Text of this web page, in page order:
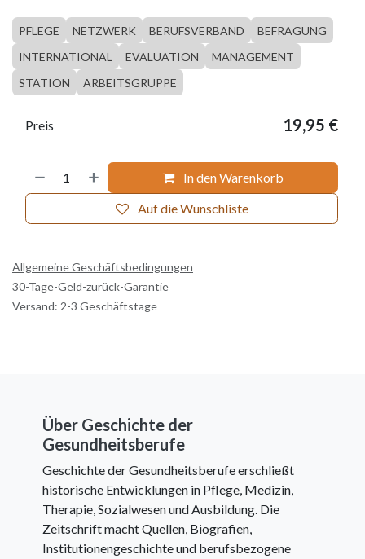
PFLEGE NETZWERK BERUFSVERBAND
BEFRAGUNG
INTERNATIONAL
EVALUATION
MANAGEMENT
STATION
ARBEITSGRUPPE
In den Warenkorb
Auf die Wunschliste
Preis 19,95 €
Allgemeine Geschäftsbedingungen
30-Tage-Geld-zurück-Garantie
Versand: 2-3 Geschäftstage
Über Geschichte der
Gesundheitsberufe
Geschichte der Gesundheitsberufe erschließt
historische Entwicklungen in Pflege, Medizin,
Therapie, Sozialwesen und Ausbildung. Die
Zeitschrift macht Quellen, Biografien,
Institutionengeschichte und berufsbezogene